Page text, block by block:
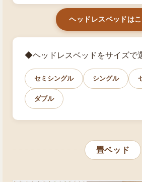
ヘッドレスベッドは
◆ヘッドレスベッドをサイズで
セミシングル シングル
ダブル
畳ベッド